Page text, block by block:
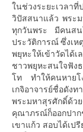
ในช่วงระยะเวล
วิปัสสนาแล้ว พระ
ทุกวันพระ มีคนสน
ประวัติการณ์ ซึ่งเ
พยุหะให้เข้าวัดได้
ชาวพยุหะสนใจฟัง
โท ทำให้คนหาย
เกจิอาจารย์ชื่อดัง
พระมหาสุรศักดิ์ด้ว
คุณาภรณ์ก็ออกปา
เขาแก้ว สอบได้เ